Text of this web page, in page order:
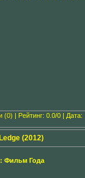
(0) | Рейтинг: 0.0/0 | Дата:
(2012)
Фильм Года